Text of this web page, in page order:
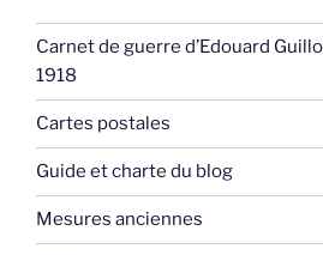
Carnet de guerre d’Edouard
1918
Cartes postales
Guide et charte du blog
Mesures anciennes